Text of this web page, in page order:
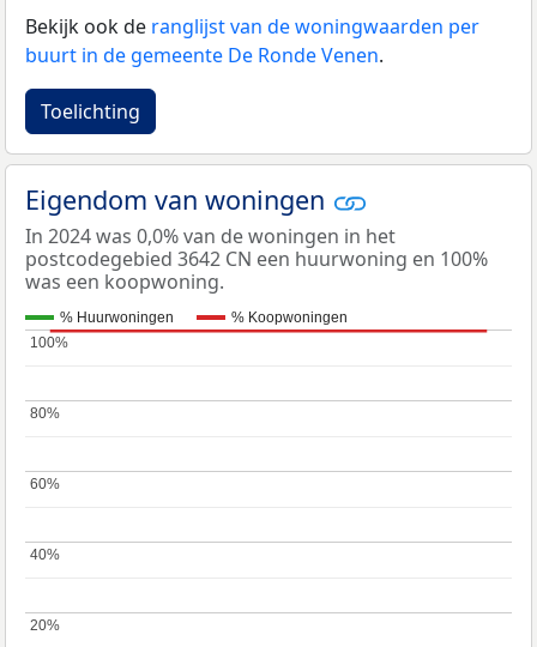
Bekijk ook de ranglijst van de woningwaarden per
buurt in de gemeente De Ronde Venen.
Toelichting
Eigendom van woningen
In 2024 was 0,0% van de woningen in het
postcodegebied 3642 CN een huurwoning en 100%
was een koopwoning.
% Huurwoningen % Koopwoningen
20%
20%
40%
40%
60%
60%
80%
80%
100%
100%